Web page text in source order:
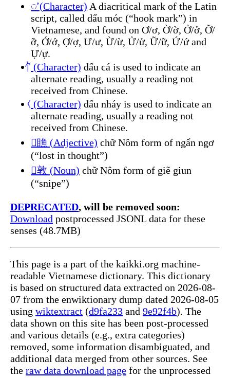
◌̛ (Character) A diacritical mark of the Latin
script, called dấu móc (“hook mark”) in
Vietnamese, and found on Ơ/ơ, Ờ/ờ, Ở/ở, Ỡ/
ỡ, Ớ/ớ, Ợ/ợ, Ư/ư, Ừ/ừ, Ử/ử, Ữ/ữ, Ứ/ứ and
Ự/ự.
𖿰 (Character) dấu cá is used to indicate an
alternate reading, usually a reading not
received from Chinese.
𖿱 (Character) dấu nháy is used to indicate an
alternate reading, usually a reading not
received from Chinese.
𲠆䁩 (Adjective) chữ Nôm form of ngẩn ngơ
(“lost in thought”)
𳎶敦 (Noun) chữ Nôm form of giẽ giun
(“snipe”)
DEPRECATED, will be removed soon:
Download postprocessed JSONL data for these
senses (48.7MB)
This page is a part of the kaikki.org machine-
readable Vietnamese dictionary. This dictionary
is based on structured data extracted on 2026-08-
07 from the enwiktionary dump dated 2026-08-05
using wiktextract (d9fa233 and 9e92f4b). The
data shown on this site has been post-processed
and various details (e.g., extra categories)
removed, some information disambiguated, and
additional data merged from other sources. See
the raw data download page for the unprocessed